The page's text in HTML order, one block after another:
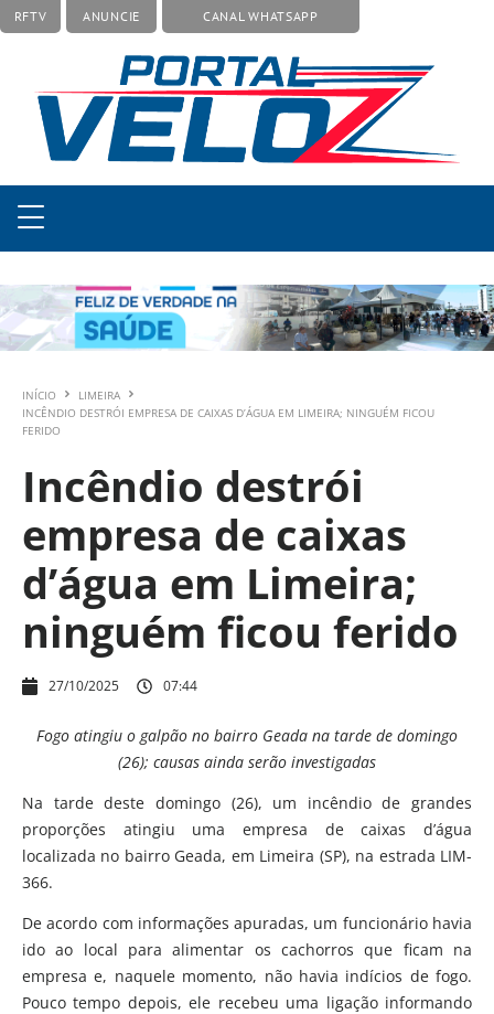
RFTV ANUNCIE CANAL WHATSAPP
INÍCIO
LIMEIRA
INCÊNDIO DESTRÓI EMPRESA DE CAIXAS D’ÁGUA EM LIMEIRA; NINGUÉM FICOU
FERIDO
Incêndio destrói
empresa de caixas
d’água em Limeira;
ninguém ficou ferido
27/10/2025 07:44
Fogo atingiu o galpão no bairro Geada na tarde de domingo
(26); causas ainda serão investigadas
Na tarde deste domingo (26), um incêndio de grandes
proporções atingiu uma empresa de caixas d’água
localizada no bairro Geada, em Limeira (SP), na estrada LIM-
366.
De acordo com informações apuradas, um funcionário havia
ido ao local para alimentar os cachorros que ficam na
empresa e, naquele momento, não havia indícios de fogo.
Pouco tempo depois, ele recebeu uma ligação informando